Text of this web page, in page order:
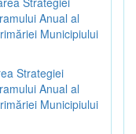
Anual al
Municipiului
Strategiei
Anual al
Municipiului